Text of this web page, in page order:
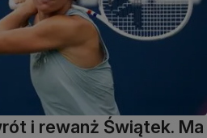
i rewanż Świątek. Ma